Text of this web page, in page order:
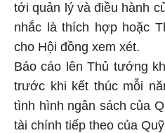
tới quản lý và điều hành
nhắc là thích hợp hoặc
cho Hội đồng xem xét.
Báo cáo lên Thủ tướng
trước khi kết thúc mỗi
tình hình ngân sách của
tài chính tiếp theo của